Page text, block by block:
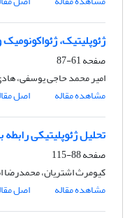
ژئوپلیتیک،
صفحه61-87
امیر محمد حاجی یوسفی،
مشاهده مقاله
اصل
تحلیل ژئوپلیتیکی
صفحه88-115
کیومرث اشتریان، محمدرضا
مشاهده مقاله
اصل